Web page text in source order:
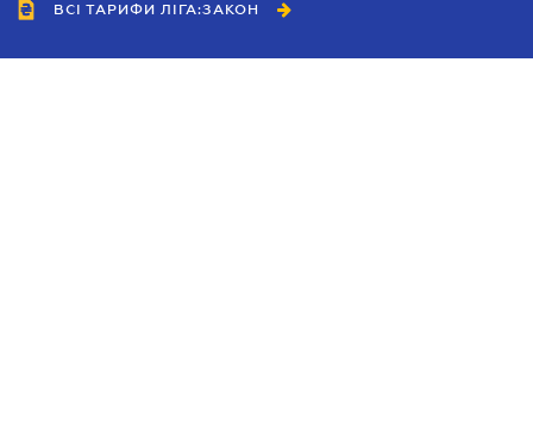
ВСІ ТАРИФИ ЛІГА:ЗАКОН